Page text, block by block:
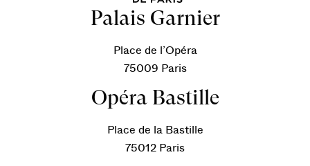
Palais Garnier
Place de l’Opéra
75009 Paris
Opéra Bastille
Place de la Bastille
75012 Paris